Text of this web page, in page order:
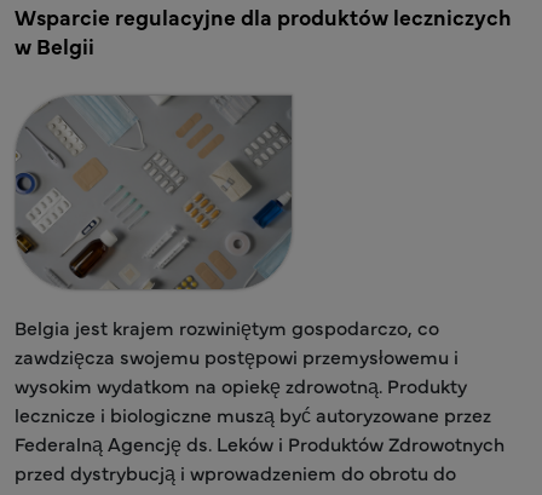
Wsparcie regulacyjne dla produktów leczniczych
w Belgii
Belgia jest krajem rozwiniętym gospodarczo, co
zawdzięcza swojemu postępowi przemysłowemu i
wysokim wydatkom na opiekę zdrowotną. Produkty
lecznicze i biologiczne muszą być autoryzowane przez
Federalną Agencję ds. Leków i Produktów Zdrowotnych
przed dystrybucją i wprowadzeniem do obrotu do